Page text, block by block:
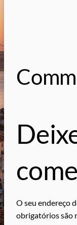
O seu endereço
obrigatórios são